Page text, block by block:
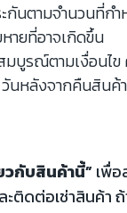
ะกันตามจำนวนที่ก
ายที่อาจเกิดขึ้น
บูรณ์ตามเงื่อนไข
วันหลังจากคืนสินค้า
วกับสินค้านี้”เพื่อ
ะติดต่อเช่าสินค้า